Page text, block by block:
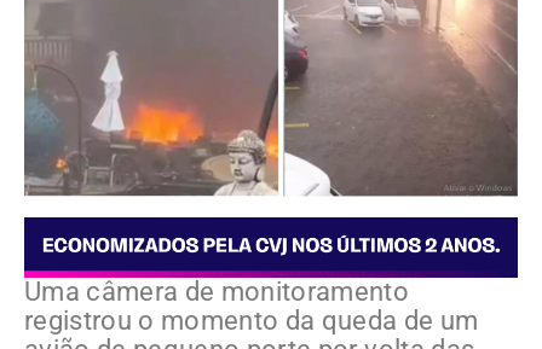
Uma câmera de monitoramento
registrou o momento da queda de um